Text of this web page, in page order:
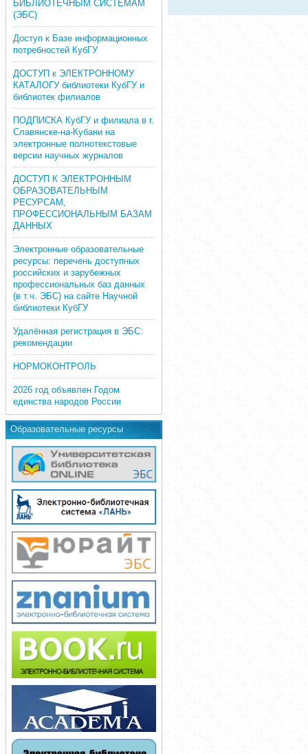
БИБЛИОТЕЧНЫМ СИСТЕМАМ
(ЭБС)
Доступ к Базе информационных
потребностей КубГУ
ДОСТУП к ЭЛЕКТРОННОМУ
КАТАЛОГУ библиотеки КубГУ и
библиотек филиалов
ПОДПИСКА КубГУ и филиала в г.
Славянске-на-Кубани на
электронные полнотекстовые
версии научных журналов
ДОСТУП К ЭЛЕКТРОННЫМ
ОБРАЗОВАТЕЛЬНЫМ
РЕСУРСАМ,
ПРОФЕССИОНАЛЬНЫМ БАЗАМ
ДАННЫХ
Электронные образовательные
ресурсы: перечень доступных
российских и зарубежных
профессиональных баз данных
(в т.ч. ЭБС) на сайте Научной
библиотеки КубГУ
Удалённая регистрация в ЭБС:
рекомендации
НОРМОКОНТРОЛЬ
2026 год объявлен Годом
единства народов России
Образовательные ресурсы